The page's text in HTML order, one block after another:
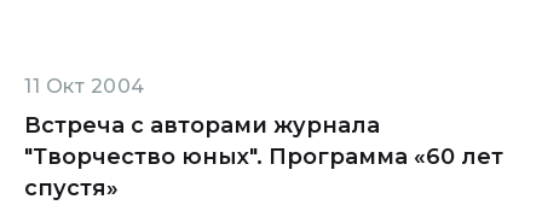
11 Окт 2004
Встреча с авторами журнала
"Творчество юных". Программа «60 лет
спустя»